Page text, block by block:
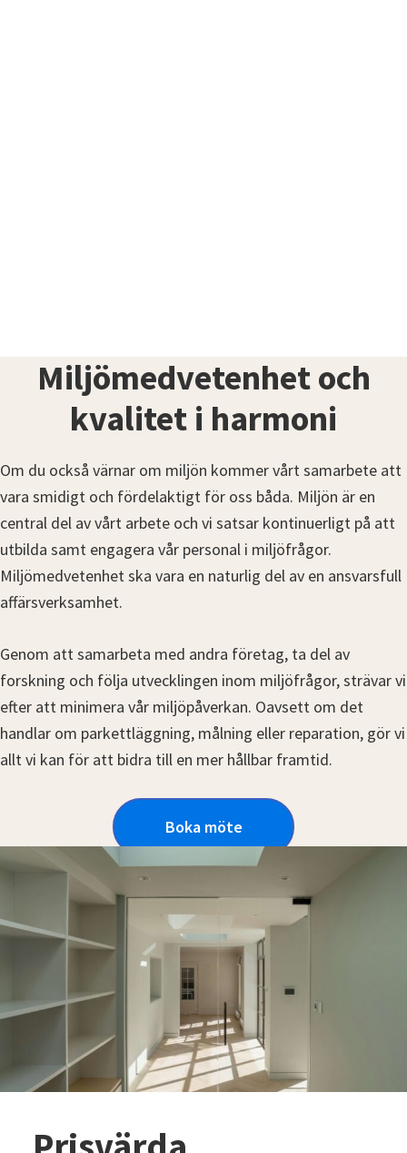
Miljömedvetenhet och
kvalitet i harmoni
Om du också värnar om miljön kommer vårt samarbete att
vara smidigt och fördelaktigt för oss båda. Miljön är en
central del av vårt arbete och vi satsar kontinuerligt på att
utbilda samt engagera vår personal i miljöfrågor.
Miljömedvetenhet ska vara en naturlig del av en ansvarsfull
affärsverksamhet.
Genom att samarbeta med andra företag, ta del av
forskning och följa utvecklingen inom miljöfrågor, strävar vi
efter att minimera vår miljöpåverkan. Oavsett om det
handlar om parkettläggning, målning eller reparation, gör vi
allt vi kan för att bidra till en mer hållbar framtid.
Boka möte